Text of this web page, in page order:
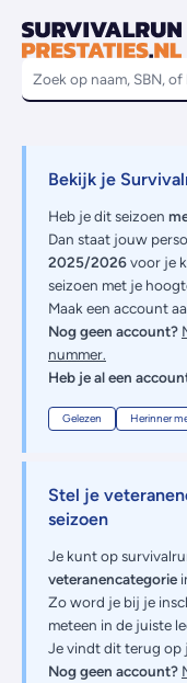
Bekijk je
Heb je dit seizoen
Dan staat jouw
2025/2026voor je
seizoen met je
Maak een account
Nog geen account?
nummer.
Heb je al een
Gelezen Herinner
Stel je
seizoen
Je kunt op
veteranencategorie
Zo word je bij je
meteen in de juiste
Je vindt dit terug op
Nog geen account?